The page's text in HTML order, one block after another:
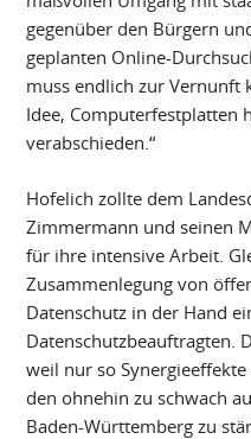
gegenüber den Bürgern
geplanten Online-
muss endlich zur Vernunft
Idee, Computerfestplatten
verabschieden.“
Hofelich zollte dem
Zimmermann und seinen
für ihre intensive Arbeit.
Zusammenlegung von
Datenschutz in der Hand
Datenschutzbeauftragten.
weil nur so
den ohnehin zu schwach
Baden-Württemberg zu